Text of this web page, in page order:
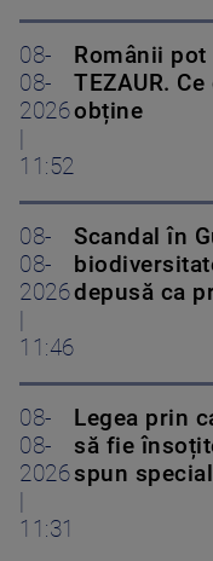
08-
08-
2026
11:52
Românii
TEZAUR.
obține
08-
08-
2026
11:46
Scandal în
depusă ca
08-
08-
2026
11:31
Legea prin
să fie
spun